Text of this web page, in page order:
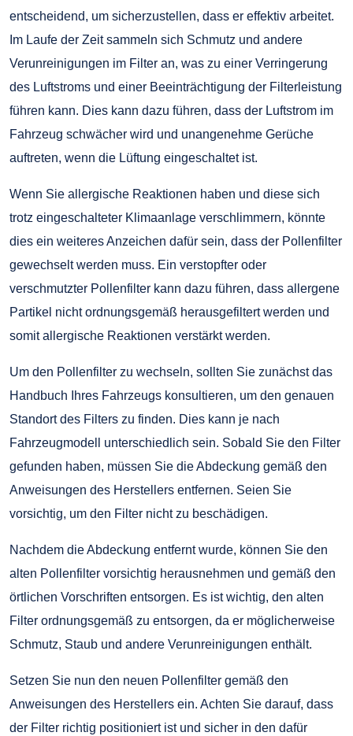
entscheidend, um sicherzustellen, dass er effektiv arbeitet.
Im Laufe der Zeit sammeln sich Schmutz und andere
Verunreinigungen im Filter an, was zu einer Verringerung
des Luftstroms und einer Beeinträchtigung der Filterleistung
führen kann. Dies kann dazu führen, dass der Luftstrom im
Fahrzeug schwächer wird und unangenehme Gerüche
auftreten, wenn die Lüftung eingeschaltet ist.
Wenn Sie allergische Reaktionen haben und diese sich
trotz eingeschalteter Klimaanlage verschlimmern, könnte
dies ein weiteres Anzeichen dafür sein, dass der Pollenfilter
gewechselt werden muss. Ein verstopfter oder
verschmutzter Pollenfilter kann dazu führen, dass allergene
Partikel nicht ordnungsgemäß herausgefiltert werden und
somit allergische Reaktionen verstärkt werden.
Um den Pollenfilter zu wechseln, sollten Sie zunächst das
Handbuch Ihres Fahrzeugs konsultieren, um den genauen
Standort des Filters zu finden. Dies kann je nach
Fahrzeugmodell unterschiedlich sein. Sobald Sie den Filter
gefunden haben, müssen Sie die Abdeckung gemäß den
Anweisungen des Herstellers entfernen. Seien Sie
vorsichtig, um den Filter nicht zu beschädigen.
Nachdem die Abdeckung entfernt wurde, können Sie den
alten Pollenfilter vorsichtig herausnehmen und gemäß den
örtlichen Vorschriften entsorgen. Es ist wichtig, den alten
Filter ordnungsgemäß zu entsorgen, da er möglicherweise
Schmutz, Staub und andere Verunreinigungen enthält.
Setzen Sie nun den neuen Pollenfilter gemäß den
Anweisungen des Herstellers ein. Achten Sie darauf, dass
der Filter richtig positioniert ist und sicher in den dafür